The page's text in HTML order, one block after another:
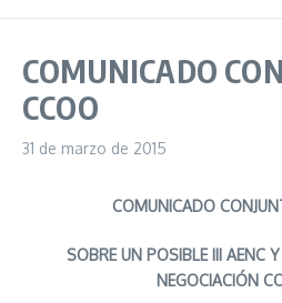
COMUNICADO
CCOO
31 de marzo de 2015
COMUNICADO
SOBRE UN POSIBLE III AENC
NEGOCIACIÓN